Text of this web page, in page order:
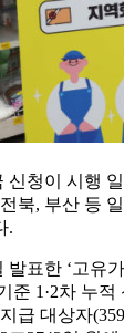
신청이 시행
북, 부산 등
.
발표한 ‘고유
준 1·2차 누적
급 대상자